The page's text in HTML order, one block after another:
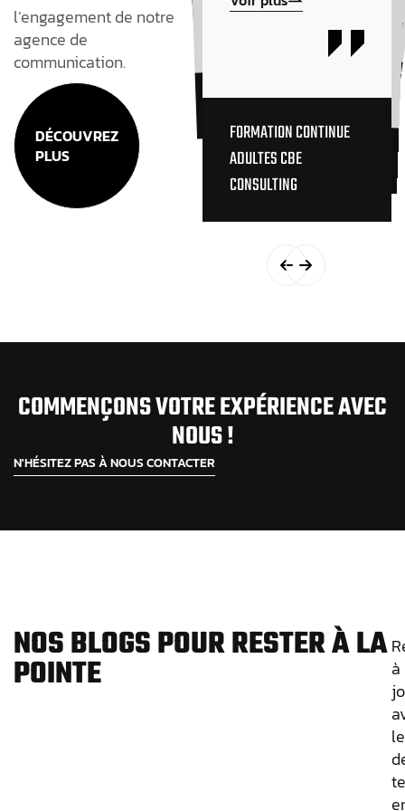
l’engagement de notre
agence de
communication.
DÉCOUVREZ
PLUS
ATTILA HUNS
SAM
FORMATION CONTINUE
ADULTES CBE
CONSULTING
Communication....
FRED TAIEB
ATTILA HUNS
COMMENÇONS VOTRE EXPÉRIENCE AVEC
NOUS !
N'HÉSITEZ PAS À NOUS CONTACTER
NOS BLOGS POUR RESTER À LA
POINTE
à